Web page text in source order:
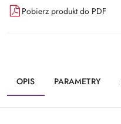
Pobierz produkt do PDF
OPIS PARAMETRY